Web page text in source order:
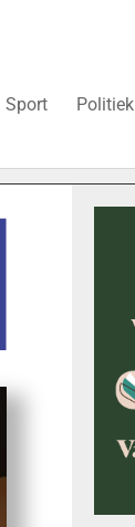
Sport Politiek